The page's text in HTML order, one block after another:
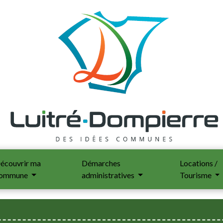
ma
Démarches
administratives
Locations /
Tourisme